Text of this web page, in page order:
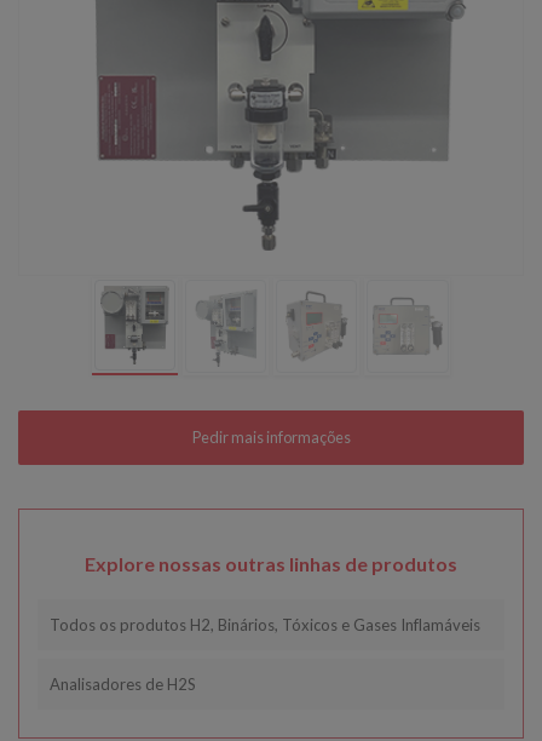
Explore nossas outras linhas de produtos
Todos os produtos H2, Binários, Tóxicos e Gases Inflamáveis
Analisadores de H2S